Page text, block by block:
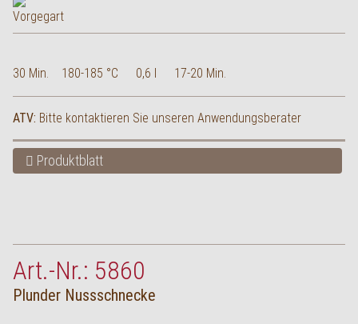
30 Min. 180-185 °C 0,6 l 17-20 Min.
ATV: Bitte kontaktieren Sie unseren Anwendungsberater
Produktblatt
Art.-Nr.: 5860
Plunder Nussschnecke